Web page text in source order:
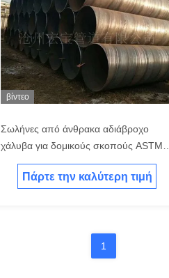
βίντεο
Σωλήνες από άνθρακα αδιάβροχο
χάλυβα για δομικούς σκοπούς ASTM
A500 / δομικές σωλήνες A500
Πάρτε την καλύτερη τιμή
1